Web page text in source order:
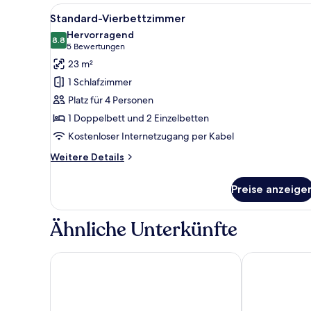
oder
-
Zweibettzimmer
Alle
Fotos
für
Standard-
Vierbettzimmer
anzeigen
11
Standard-Vierbettzimmer
8.88.8 von 10
Hervorragend
5 Bewertungen
(5
Bewertungen)
23 m²
1 Schlafzimmer
Platz für 4 Personen
1 Doppelbett und 2 Einzelbetten
Kostenloser Internetzugang per Kabel
Weitere Details
Weitere
Vierbettzimmer
Preise
Ähnliche Unterkünfte
Hotel Europäischer Hof ibis